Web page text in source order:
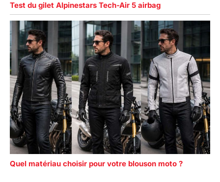
Test du gilet Alpinestars Tech-Air 5 airbag
Quel matériau choisir pour votre blouson moto ?